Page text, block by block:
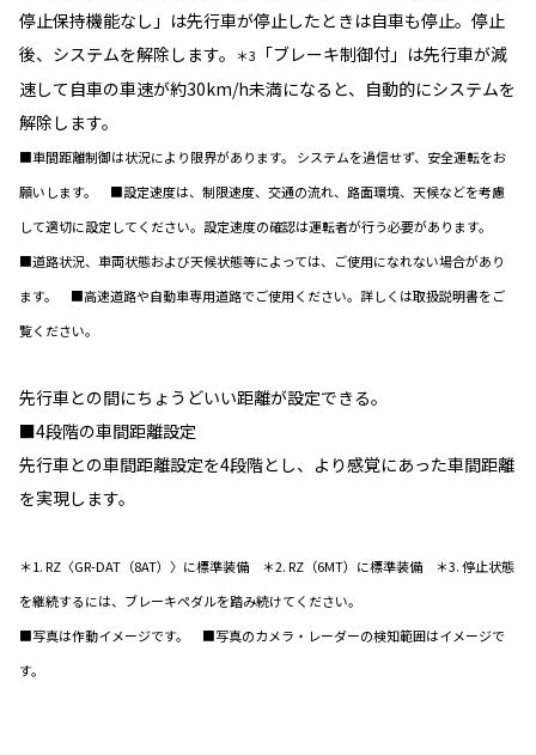
停止保持機能なし」は先行車が停止したときは自車も停止。停止
後、システムを解除します。
＊3
「ブレーキ制御付」は先行車が減
速して自車の車速が約30km/h未満になると、自動的にシステムを
解除します。
■車間距離制御は状況により限界があります。 システムを過信せず、安全運転をお
願いします。 ■設定速度は、制限速度、交通の流れ、路面環境、天候などを考慮
して適切に設定してください。設定速度の確認は運転者が行う必要があります。
■道路状況、車両状態および天候状態等によっては、ご使用になれない場合があり
ます。 ■高速道路や自動車専用道路でご使用ください。詳しくは取扱説明書をご
覧ください。
先行車との間にちょうどいい距離が設定できる。
■4段階の車間距離設定
先行車との車間距離設定を4段階とし、より感覚にあった車間距離
を実現します。
＊1. RZ〈GR-DAT（8AT）〉に標準装備 ＊2. RZ（6MT）に標準装備 ＊3. 停止状態
を継続するには、ブレーキペダルを踏み続けてください。
■写真は作動イメージです。 ■写真のカメラ・レーダーの検知範囲はイメージで
す。